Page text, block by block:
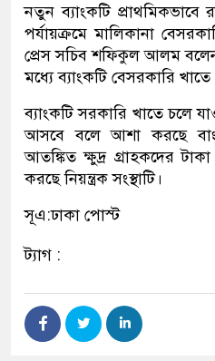
নতুন ব্যাংকটি প্রাথমিকভাবে
পর্যায়ক্রমে মালিকানা
প্রেস সচিব শফিকুল আলম
মধ্যে ব্যাংকটি বেসরকারি
ব্যাংকটি সরকারি খাতে চলে
আসবে বলে আশা করছে
আতঙ্কিত ক্ষুদ্র গ্রাহকদের
করছে নিয়ন্ত্রক সংস্থাটি।
সূএ:ঢাকা পোস্ট
ট্যাগ :